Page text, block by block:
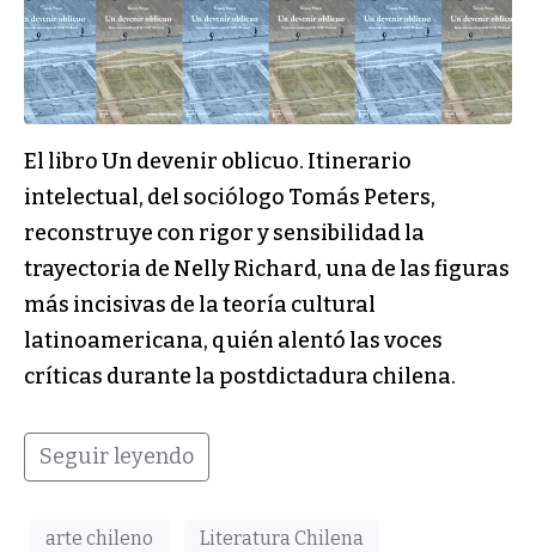
El libro Un devenir oblicuo. Itinerario
intelectual, del sociólogo Tomás Peters,
reconstruye con rigor y sensibilidad la
trayectoria de Nelly Richard, una de las figuras
más incisivas de la teoría cultural
latinoamericana, quién alentó las voces
críticas durante la postdictadura chilena.
Seguir leyendo
arte chileno
Literatura Chilena